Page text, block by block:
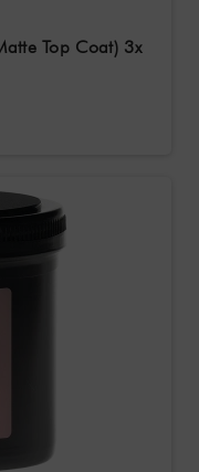
Top Coat) 3x